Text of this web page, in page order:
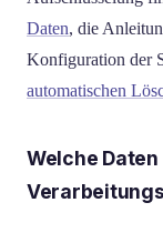
Daten, die
Konfiguration der
automatischen
Welche